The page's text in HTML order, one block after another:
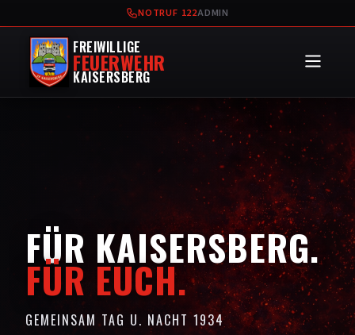
NOTRUF 122ADMIN
FREIWILLIGE
FEUERWEHR
KAISERSBERG
FÜR KAISERSBERG.
FÜR EUCH.
GEMEINSAM TAG U. NACHT 1934